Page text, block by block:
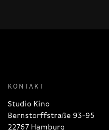
KONTAKT
Studio Kino
Bernstorffstraße 93-95
22767 Hamburg